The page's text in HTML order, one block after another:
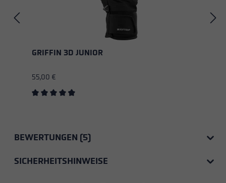
GRIFFIN 3D JUNIOR
55,00 €
BEWERTUNGEN (5)
SICHERHEITSHINWEISE